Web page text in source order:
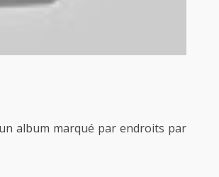
album marqué par endroits par